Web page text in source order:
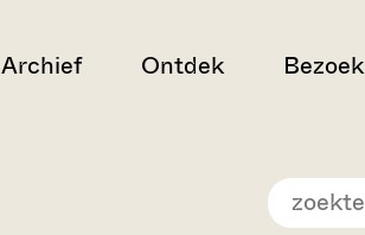
Archief Ontdek Bezoek